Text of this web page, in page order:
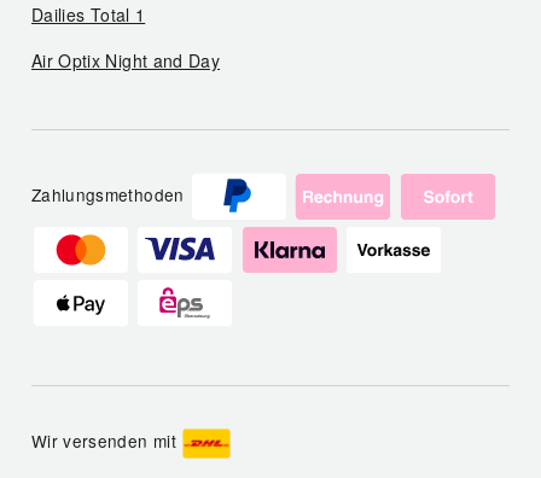
Dailies Total 1
Air Optix Night and Day
Zahlungsmethoden
Wir versenden mit